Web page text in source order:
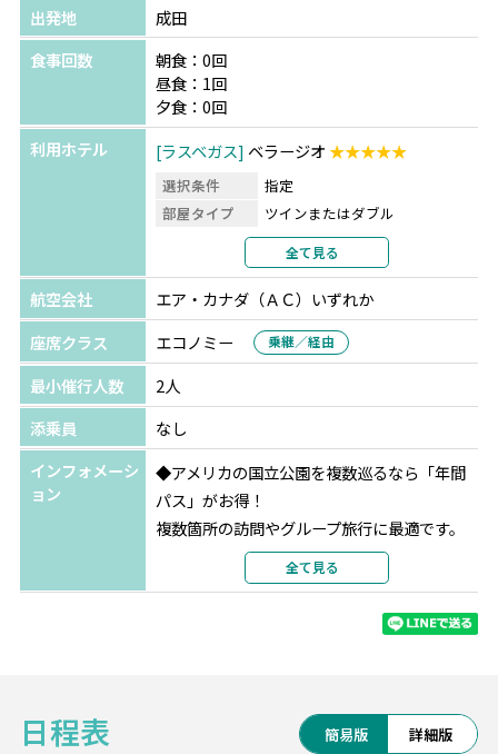
岩の形が馬の蹄鉄の形に似ていることからそう呼ばれてい
ます。
長い年月をかけ作り出された自然の景色は美しく壮大で
➃レイクパウエル
全米で2番目に大きな人口湖。
数十もの渓谷で形成された土地にダムを建設し、30㎞にも
なる湖ができあがりました。
⑤ルート66
シカゴからカリフォルニアまで続く、アメリカの発展を支
えた大陸横断道路。
⑥途中星空観賞やダイナソートラックで恐竜の足跡化石見
学も！
出発地
成田
食事回数
朝食：0回
昼食：1回
夕食：0回
利用ホテル
ラスベガス ベラージオ★★★★★
選択条件
指定
部屋タイプ
ツインまたはダブル
2名1室利用
部屋カテゴリ
部屋指定なし
全て見る
航空会社
エア・カナダ（ＡＣ）いずれか
座席クラス
エコノミー 乗継／経由
最小催行人数
2人
添乗員
なし
インフォメーシ
ョン
◆アメリカの国立公園を複数巡るなら「年間
パス」がお得！
複数箇所の訪問やグループ旅行に最適です。
ご不明な点がございましたらお気軽にお問い
合わせください。
内容：米国非居住者向けの国立公園入場料（1
全て見る
日程表 簡易版 詳細版